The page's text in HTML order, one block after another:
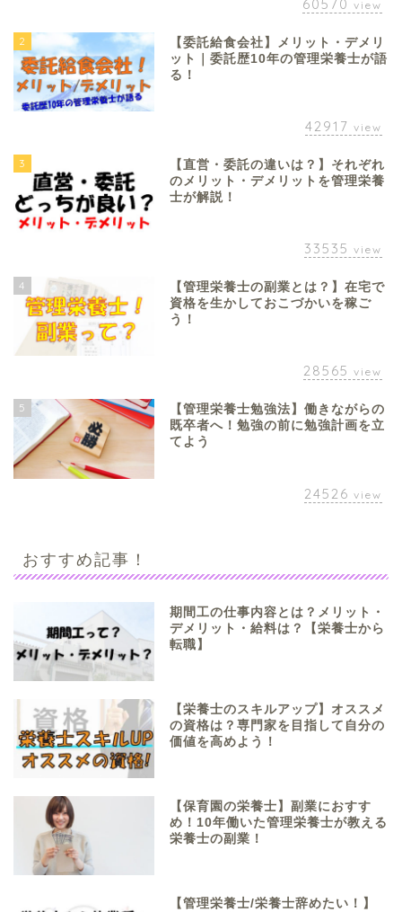
60570 view
2
【委託給食会社】メリット・デメリ
ット｜委託歴10年の管理栄養士が語
る！
42917 view
3
【直営・委託の違いは？】それぞれ
のメリット・デメリットを管理栄養
士が解説！
33535 view
4
【管理栄養士の副業とは？】在宅で
資格を生かしておこづかいを稼ご
う！
28565 view
5
【管理栄養士勉強法】働きながらの
既卒者へ！勉強の前に勉強計画を立
てよう
24526 view
おすすめ記事！
期間工の仕事内容とは？メリット・
デメリット・給料は？【栄養士から
転職】
【栄養士のスキルアップ】オススメ
の資格は？専門家を目指して自分の
価値を高めよう！
【保育園の栄養士】副業におすす
め！10年働いた管理栄養士が教える
栄養士の副業！
【管理栄養士/栄養士辞めたい！】